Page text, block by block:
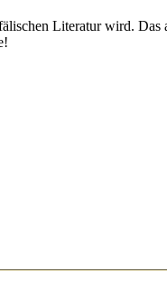
Literatur wird. Das